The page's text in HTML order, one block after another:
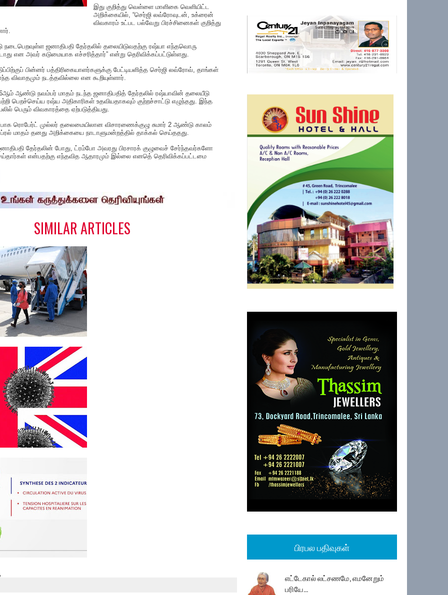
இது குறித்து வெள்ளை மாளிகை வெளியிட்ட
அறிக்கையில், “செர்ஜி லவ்ரோவுடன், உக்ரைன்
விவகாரம் உட்பட பல்வேறு பிரச்சினைகள் குறித்து
ஜனாதிபதி தேர்தலில் தலையிடுவதற்கு ரஷ்யா எந்தவொரு
என அவர் கடுமையாக எச்சரித்தார்” என்று தெரிவிக்கப்பட்டுள்ளது.
பின்னர் பத்திரிகையாளர்களுக்கு பேட்டியளித்த செர்ஜி லவ்ரோவ், தாங்கள்
விவாதமும் நடத்தவில்லை என கூறியுள்ளார்.
ஆண்டு நவம்பர் மாதம் நடந்த ஜனாதிபதித் தேர்தலில் ரஷ்யாவின் தலையீடு
பெறச்செய்ய ரஷ்ய அதிகாரிகள் உதவியதாகவும் குற்றச்சாட்டு எழுந்தது. இந்த
பெரும் விவகாரத்தை ஏற்படுத்தியது.
ரொபேர்ட் முல்லர் தலைமையிலான விசாரணைக்குழு சுமார் 2 ஆண்டு காலம்
மாதம் தனது அறிக்கையை நாடாளுமன்றத்தில் தாக்கல் செய்ததது.
தேர்தலின் போது, ட்ரம்போ அவரது பிரசாரக் குழுவைச் சேர்ந்தவர்களோ
என்பதற்கு எந்தவித ஆதாரமும் இல்லை எனதெ் தெரிவிக்கப்பட்டமை
SIMILAR ARTICLES
பிரபல பதிவுகள்
எட்டேகால் லட்சணமே, எமனேறும்
பரியே...